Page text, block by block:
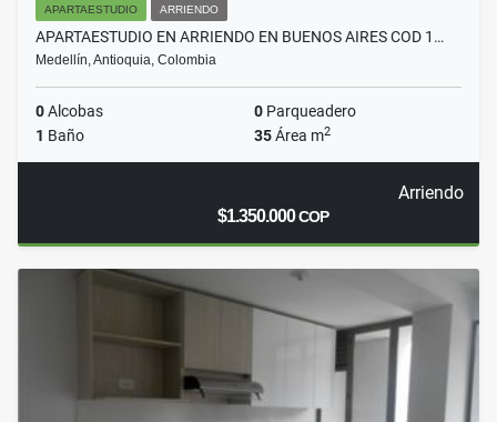
APARTAESTUDIO ARRIENDO
APARTAESTUDIO EN ARRIENDO EN BUENOS AIRES COD 1…
Medellín, Antioquia, Colombia
0Alcobas 0 Parqueadero
1 Baño 35Área m2
Arriendo
$1.350.000COP